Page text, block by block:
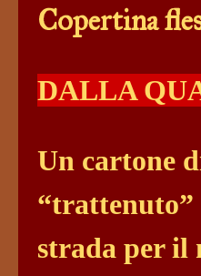
Copertina
DALLA
Un cartone
strada per il